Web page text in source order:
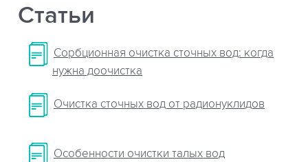
Статьи
Сорбционная очистка сточных вод: когда
нужна доочистка
Очистка сточных вод от радионуклидов
Особенности очистки талых вод